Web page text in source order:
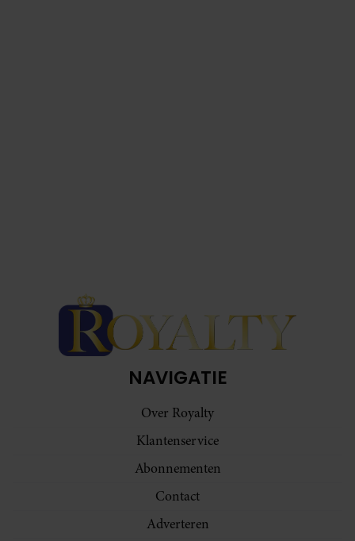
NAVIGATIE
Over Royalty
Klantenservice
Abonnementen
Contact
Adverteren